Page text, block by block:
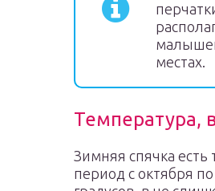
местах.
Температура,
Зимняя спячка есть
период с октября